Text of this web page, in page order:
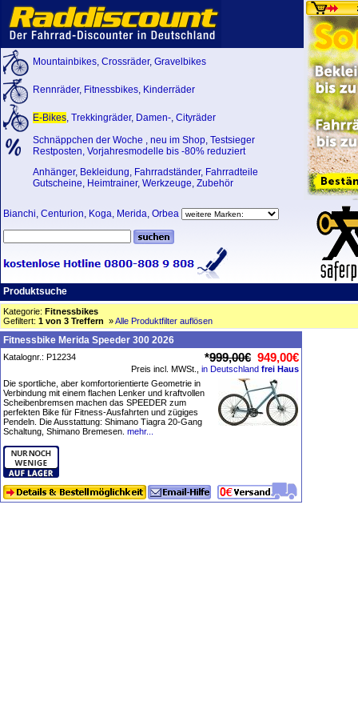
Mountainbikes, Crossräder, Gravelbikes
Rennräder, Fitnessbikes, Kinderräder
E-Bikes, Trekkingräder, Damen-, Cityräder
Schnäppchen der Woche , neu im Shop, Testsieger
Restposten, Vorjahresmodelle bis -80% reduziert
Anhänger, Bekleidung, Fahrradständer, Fahrradteile
Gutscheine, Heimtrainer, Werkzeuge, Zubehör
Bianchi, Centurion, Koga, Merida, Orbea
Produktsuche
Kategorie: Fitnessbikes
Gefiltert: 1 von 3 Treffern »Alle Produktfilter auflösen
Fitnessbike Merida Speeder 300 2026
Katalognr.: P12234 *999,00€ 949,00€
Preis incl. MWSt., in Deutschland frei Haus
Die sportliche, aber komfortorientierte Geometrie in
Verbindung mit einem flachen Lenker und kraftvollen
Scheibenbremsen machen das SPEEDER zum
perfekten Bike für Fitness-Ausfahrten und zügiges
Pendeln. Die Ausstattung: Shimano Tiagra 20-Gang
Schaltung, Shimano Bremesen. mehr...